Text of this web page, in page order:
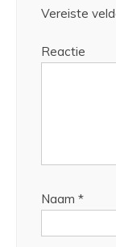
Vereiste
Reactie
Naam *